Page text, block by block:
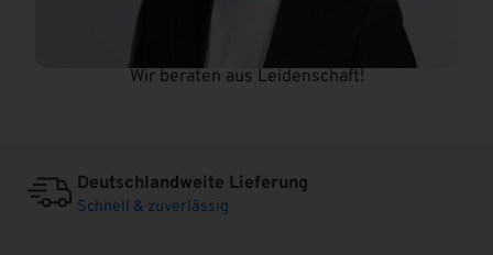
Wir beraten aus Leidenschaft!
Deutschlandweite Lieferung
Schnell & zuverlässig